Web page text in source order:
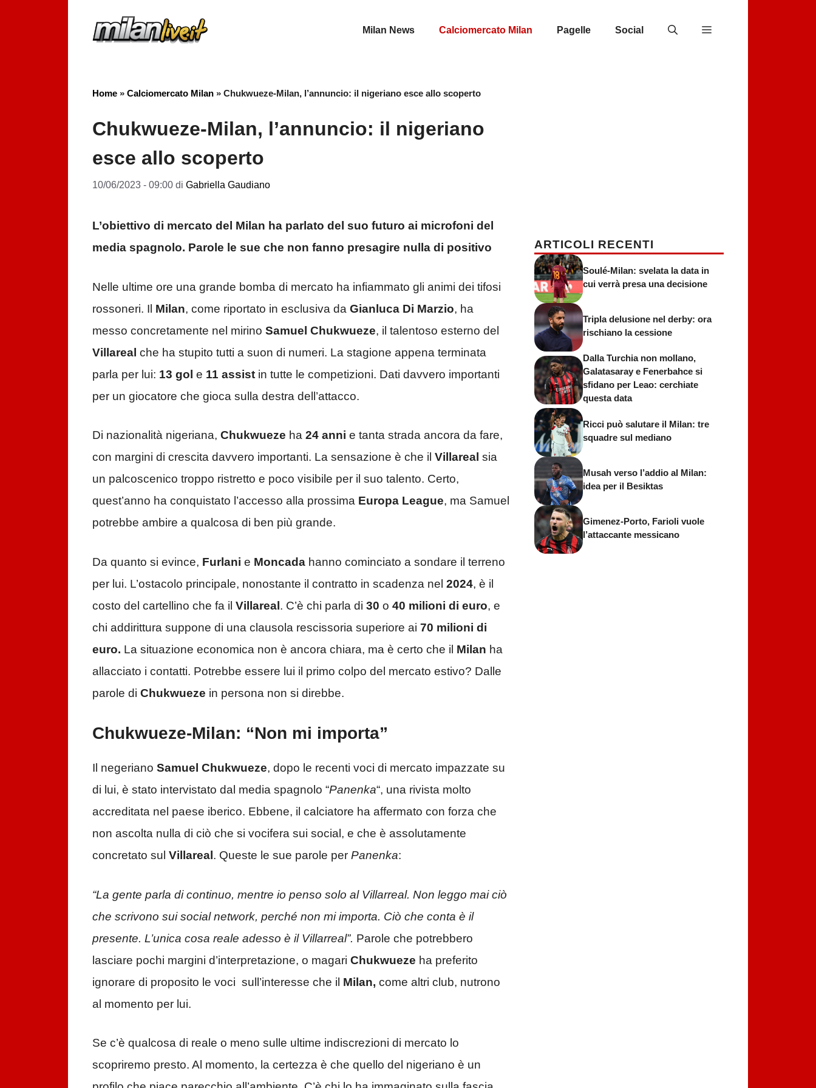
Milan News Calciomercato Milan Pagelle Social
Home » Calciomercato Milan » Chukwueze-Milan, l’annuncio: il nigeriano esce allo scoperto
Chukwueze-Milan, l’annuncio: il nigeriano
esce allo scoperto
10/06/2023 - 09:00 di Gabriella Gaudiano
L’obiettivo di mercato del Milan ha parlato del suo futuro ai microfoni del
media spagnolo. Parole le sue che non fanno presagire nulla di positivo
Nelle ultime ore una grande bomba di mercato ha infiammato gli animi dei tifosi
rossoneri. Il Milan, come riportato in esclusiva da Gianluca Di Marzio, ha
messo concretamente nel mirino Samuel Chukwueze, il talentoso esterno del
Villareal che ha stupito tutti a suon di numeri. La stagione appena terminata
parla per lui: 13 gol e 11 assist in tutte le competizioni. Dati davvero importanti
per un giocatore che gioca sulla destra dell’attacco.
Di nazionalità nigeriana, Chukwueze ha 24 anni e tanta strada ancora da fare,
con margini di crescita davvero importanti. La sensazione è che il Villareal sia
un palcoscenico troppo ristretto e poco visibile per il suo talento. Certo,
quest’anno ha conquistato l’accesso alla prossima Europa League, ma Samuel
potrebbe ambire a qualcosa di ben più grande.
Da quanto si evince, Furlani e Moncada hanno cominciato a sondare il terreno
per lui. L’ostacolo principale, nonostante il contratto in scadenza nel 2024, è il
costo del cartellino che fa il Villareal. C’è chi parla di 30 o 40 milioni di euro, e
chi addirittura suppone di una clausola rescissoria superiore ai 70 milioni di
euro. La situazione economica non è ancora chiara, ma è certo che il Milan ha
allacciato i contatti. Potrebbe essere lui il primo colpo del mercato estivo? Dalle
parole di Chukwueze in persona non si direbbe.
Chukwueze-Milan: “Non mi importa”
Il negeriano Samuel Chukwueze, dopo le recenti voci di mercato impazzate su
di lui, è stato intervistato dal media spagnolo “Panenka“, una rivista molto
accreditata nel paese iberico. Ebbene, il calciatore ha affermato con forza che
non ascolta nulla di ciò che si vocifera sui social, e che è assolutamente
concretato sul Villareal . Queste le sue parole per Panenka:
“La gente parla di continuo, mentre io penso solo al Villarreal. Non leggo mai ciò
che scrivono sui social network, perché non mi importa. Ciò che conta è il
presente. L’unica cosa reale adesso è il Villarreal”. Parole che potrebbero
lasciare pochi margini d’interpretazione, o magari Chukwueze ha preferito
ignorare di proposito le voci sull’interesse che il Milan, come altri club, nutrono
al momento per lui.
Se c’è qualcosa di reale o meno sulle ultime indiscrezioni di mercato lo
scopriremo presto. Al momento, la certezza è che quello del nigeriano è un
ARTICOLI RECENTI
Soulé-Milan: svelata la data in
cui verrà presa una decisione
Tripla delusione nel derby: ora
rischiano la cessione
Dalla Turchia non mollano,
Galatasaray e Fenerbahce si
sfidano per Leao: cerchiate
questa data
Ricci può salutare il Milan: tre
squadre sul mediano
Musah verso l’addio al Milan:
idea per il Besiktas
Gimenez-Porto, Farioli vuole
l’attaccante messicano